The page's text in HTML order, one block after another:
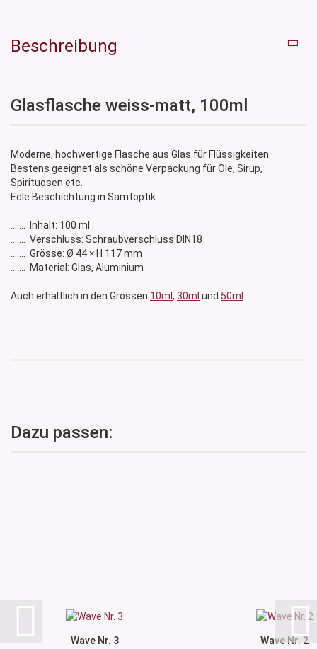
Beschreibung
Glasflasche weiss-matt, 100ml
Moderne, hochwertige Flasche aus Glas für Flüssigkeiten.
Bestens geeignet als schöne Verpackung für Öle, Sirup,
Spirituosen etc.
Edle Beschichtung in Samtoptik.
....... Inhalt: 100 ml
....... Verschluss: Schraubverschluss DIN18
....... Grösse: Ø 44 × H 117 mm
....... Material: Glas, Aluminium
Auch erhältlich in den Grössen 10ml , 30ml und 50ml .
Dazu passen:
Wave Nr. 3 Wave Nr. 2